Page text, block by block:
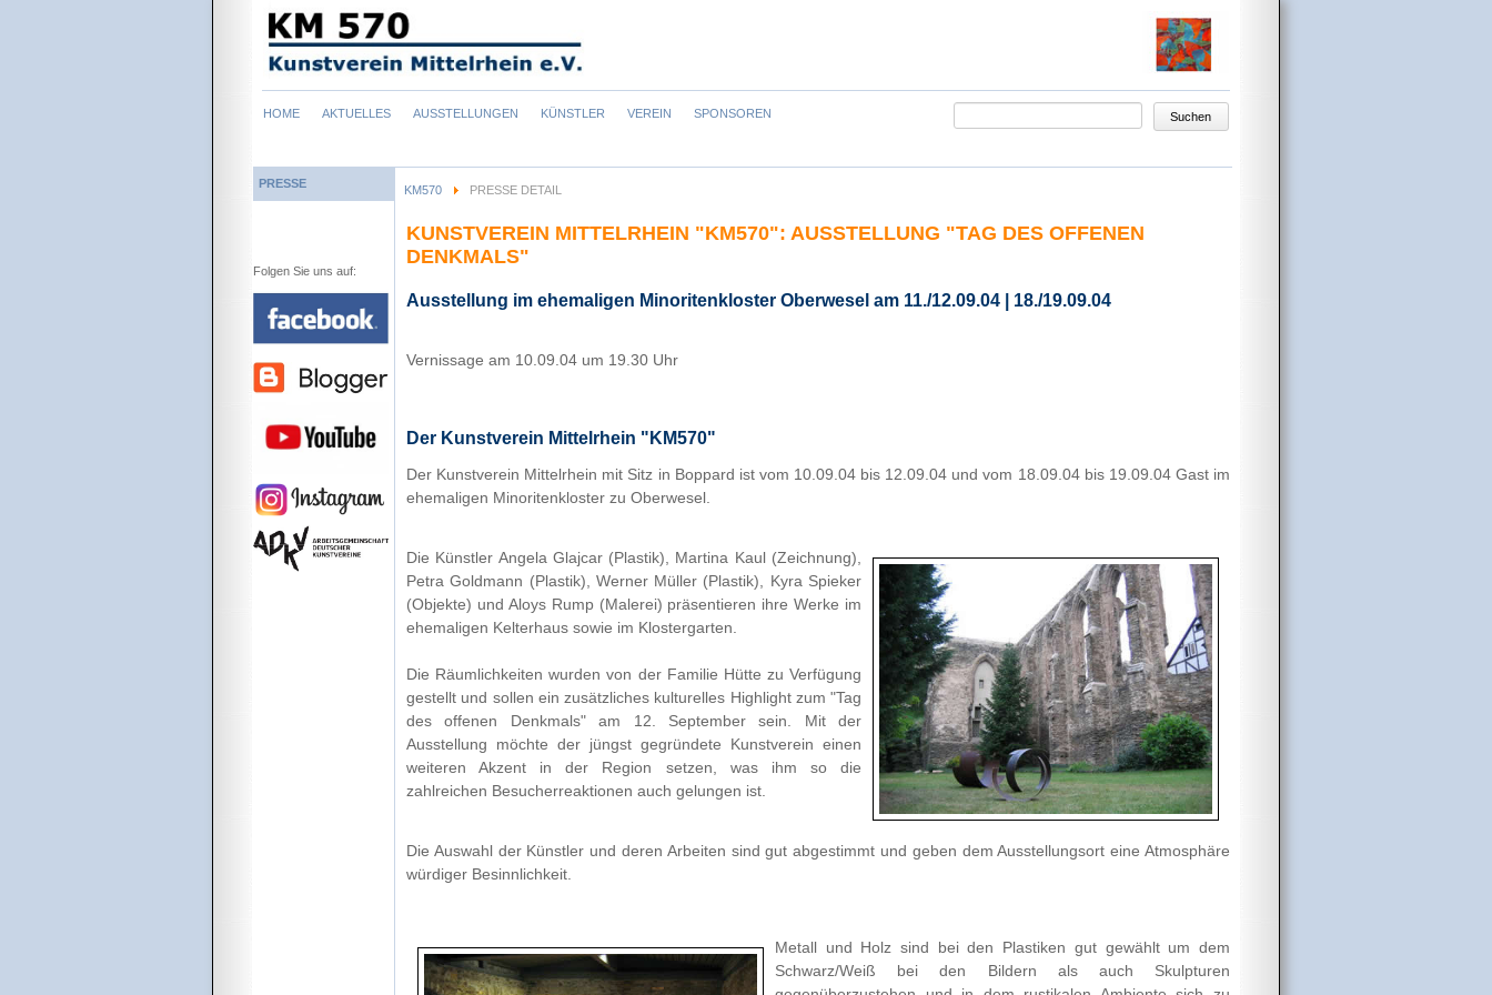
Navigation
HOME AKTUELLES AUSSTELLUNGEN KÜNSTLER VEREIN SPONSOREN Suchen
KM570 PRESSE DETAIL
KUNSTVEREIN MITTELRHEIN "KM570": AUSSTELLUNG "TAG DES OFFENEN
DENKMALS"
Ausstellung im ehemaligen Minoritenkloster Oberwesel am 11./12.09.04 | 18./19.09.04
Vernissage am 10.09.04 um 19.30 Uhr
Der Kunstverein Mittelrhein "KM570"
Der Kunstverein Mittelrhein mit Sitz in Boppard ist vom 10.09.04 bis 12.09.04 und vom 18.09.04 bis 19.09.04 Gast im
ehemaligen Minoritenkloster zu Oberwesel.
Die Künstler Angela Glajcar (Plastik), Martina Kaul (Zeichnung),
Petra Goldmann (Plastik), Werner Müller (Plastik), Kyra Spieker
(Objekte) und Aloys Rump (Malerei) präsentieren ihre Werke im
ehemaligen Kelterhaus sowie im Klostergarten.
Die Räumlichkeiten wurden von der Familie Hütte zu Verfügung
gestellt und sollen ein zusätzliches kulturelles Highlight zum "Tag
des offenen Denkmals" am 12. September sein. Mit der
Ausstellung möchte der jüngst gegründete Kunstverein einen
weiteren Akzent in der Region setzen, was ihm so die
zahlreichen Besucherreaktionen auch gelungen ist.
Die Auswahl der Künstler und deren Arbeiten sind gut abgestimmt und geben dem Ausstellungsort eine Atmosphäre
würdiger Besinnlichkeit.
Metall und Holz sind bei den Plastiken gut gewählt um dem
Schwarz/Weiß bei den Bildern als auch Skulpturen
PRESSE
Folgen Sie uns auf: